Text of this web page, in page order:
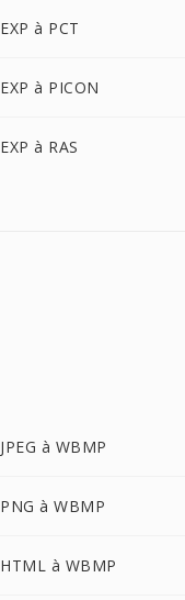
EXP à PCT
EXP à PICON
EXP à RAS
JPEG à WBMP
PNG à WBMP
HTML à WBMP